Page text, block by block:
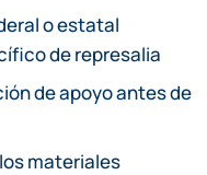
o estatal
de represalia
de apoyo antes de
materiales